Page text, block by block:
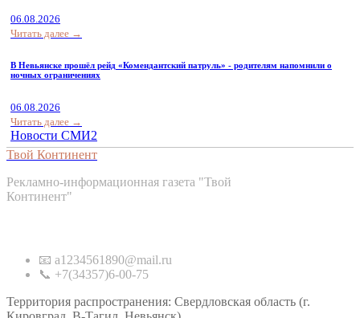
06.08.2026
Читать далее →
В Невьянске прошёл рейд «Комендантский патруль» - родителям напомнили о
ночных ограничениях
06.08.2026
Читать далее →
Новости СМИ2
Твой Континент
Рекламно-информационная газета "Твой
Континент"
📧 a1234561890@mail.ru
📞 +7(34357)6-00-75
Территория распространения: Свердловская область (г.